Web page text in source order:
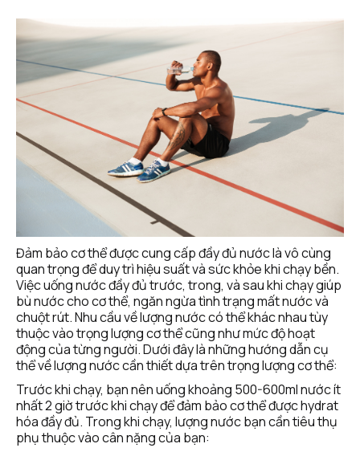
Đảm bảo cơ thể được cung cấp đầy đủ nước là vô cùng
quan trọng để duy trì hiệu suất và sức khỏe khi chạy bền.
Việc uống nước đầy đủ trước, trong, và sau khi chạy giúp
bù nước cho cơ thể, ngăn ngừa tình trạng mất nước và
chuột rút. Nhu cầu về lượng nước có thể khác nhau tùy
thuộc vào trọng lượng cơ thể cũng như mức độ hoạt
động của từng người. Dưới đây là những hướng dẫn cụ
thể về lượng nước cần thiết dựa trên trọng lượng cơ thể:
Trước khi chạy, bạn nên uống khoảng 500-600ml nước ít
nhất 2 giờ trước khi chạy để đảm bảo cơ thể được hydrat
hóa đầy đủ. Trong khi chạy, lượng nước bạn cần tiêu thụ
phụ thuộc vào cân nặng của bạn: